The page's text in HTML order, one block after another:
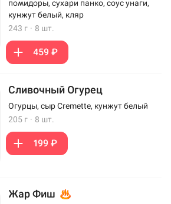
помидоры, сухари панко, соус унаги,
кунжут белый, кляр
243 г · 8 шт.
459 ₽
Сливочный Огурец
Огурцы, сыр Cremette, кунжут белый
205 г · 8 шт.
199 ₽
Жар Фиш